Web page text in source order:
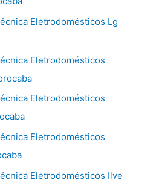
Eletrodomésticos Lg
Eletrodomésticos
Eletrodomésticos
Eletrodomésticos
Eletrodomésticos Ilve